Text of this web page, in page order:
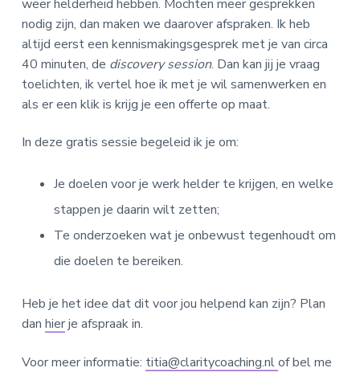
weer helderheid hebben. Mochten meer gesprekken
nodig zijn, dan maken we daarover afspraken. Ik heb
altijd eerst een kennismakingsgesprek met je van circa
40 minuten, de discovery session. Dan kan jij je vraag
toelichten, ik vertel hoe ik met je wil samenwerken en
als er een klik is krijg je een offerte op maat.
In deze gratis sessie begeleid ik je om:
Je doelen voor je werk helder te krijgen, en welke
stappen je daarin wilt zetten;
Te onderzoeken wat je onbewust tegenhoudt om
die doelen te bereiken.
Heb je het idee dat dit voor jou helpend kan zijn? Plan
dan hierje afspraak in.
Voor meer informatie: titia@claritycoaching.nlof bel me